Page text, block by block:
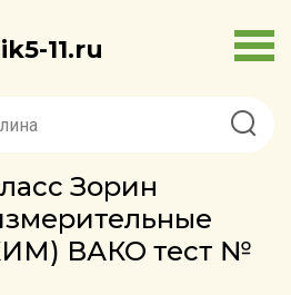
11.ru
Зорин
ВАКО тест №